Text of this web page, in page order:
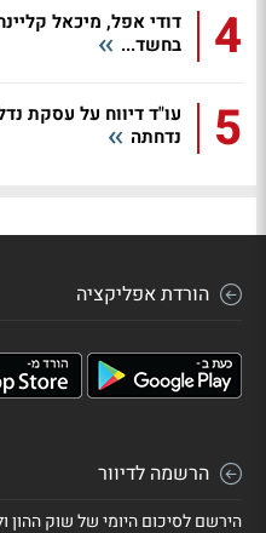
4
דודי אפל, מיכאל
בחשד...
5
נדחתה
הורדת אפליקציה
הרשמה לדיוור
הירשם לסיכום היומי של שוק ההון